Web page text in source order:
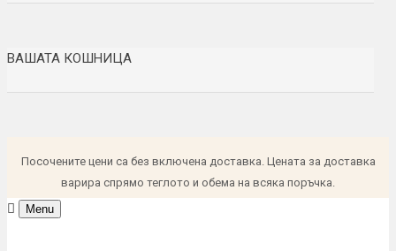
ВАШАТА КОШНИЦА
Посочените цени са без включена доставка. Цената за доставка
варира спрямо теглото и обема на всяка поръчка.
Menu